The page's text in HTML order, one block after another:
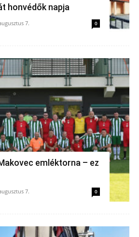
honvédők napja
7. 0
emléktorna – ez
7. 0